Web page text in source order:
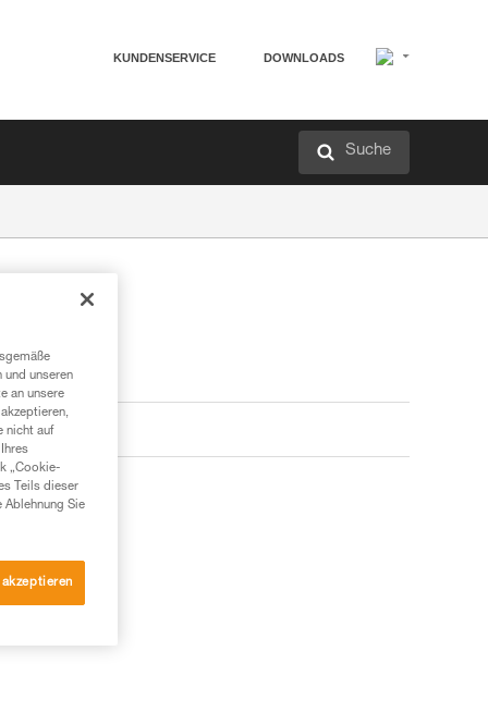
KUNDENSERVICE DOWNLOADS
Suche
und unseren
an unsere
nicht auf
„Cookie-
Teils dieser
Ablehnung Sie